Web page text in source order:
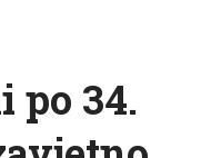
po 34.